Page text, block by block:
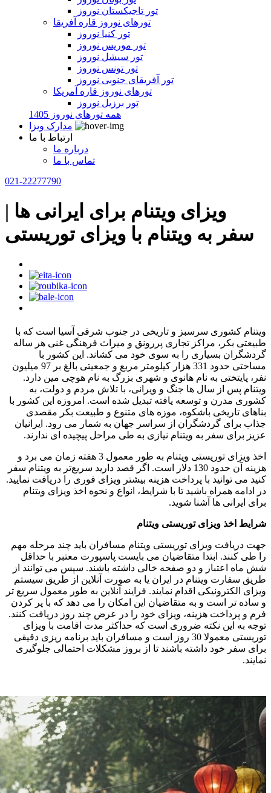
تور تاجیکستان نوروز
تورهای نوروز قاره آفریقا
تور کنیا نوروز
تور موریس نوروز
تور سیشل نوروز
تور تونس نوروز
تور آفریقای جنوبی نوروز
تورهای نوروز قاره آمریکا
تور برزیل نوروز
همه تورهای نوروز 1405
مدارک ویزا
ارتباط با ما
درباره ما
تماس با ما
021-22277790
ویزای ویتنام برای ایرانی ها |
سفر به ویتنام با ویزای توریستی
ویتنام کشوری سرسبز و تاریخی در جنوب شرقی آسیا است که با
طبیعتی بکر، مراکز تجاری پررونق و میراث فرهنگی غنی هر ساله
گردشگران بسیاری را به سوی خود می ‌کشاند. این کشور با
مساحتی حدود 331 هزار کیلومتر مربع و جمعیتی بالغ بر 97 میلیون
نفر، پایتختی به نام هانوی و شهری بزرگ به نام هوچی ‌مین دارد.
ویتنام پس از سال ‌ها جنگ و ویرانی، با تلاش مردم و دولت، به
کشوری مدرن و توسعه ‌یافته تبدیل شده است. امروزه این کشور با
بناهای تاریخی باشکوه، موزه‌ های متنوع و طبیعت بکر مقصدی
جذاب برای گردشگران از سراسر جهان به شمار می ‌رود. ایرانیان
عزیز برای سفر به ویتنام نیازی به طی مراحل پیچیده ‌ای ندارند.
اخذ ویزای توریستی ویتنام به طور معمول 3 هفته زمان می ‌برد و
هزینه آن حدود 130 دلار است. اگر قصد دارید سریع‌تر به ویتنام سفر
کنید می ‌توانید با پرداخت هزینه بیشتر ویزای فوری را دریافت نمایید.
در ادامه همراه باشید تا با شرایط، انواع و نحوه اخذ ویزای ویتنام
برای ایرانی ها آشنا شوید.
شرایط اخذ ویزای توریستی ویتنام
جهت دریافت ویزای توریستی ویتنام مسافران باید چند مرحله مهم
را طی کنند. ابتدا متقاضیان می بایست پاسپورت معتبر با حداقل
شش ماه اعتبار و دو صفحه خالی داشته باشند. سپس می ‌توانند از
طریق سفارت ویتنام در ایران یا به صورت آنلاین از طریق سیستم
ویزای الکترونیکی اقدام نمایند. فرایند آنلاین به طور معمول سریع ‌تر
و ساده ‌تر است و به متقاضیان این امکان را می ‌دهد که با پر کردن
فرم و پرداخت هزینه، ویزای خود را در عرض چند روز دریافت کنند.
توجه به این نکته ضروری است که حداکثر مدت اقامت با ویزای
توریستی معمولا 30 روز است و مسافران باید برنامه‌ ریزی دقیقی
برای سفر خود داشته باشند تا از بروز مشکلات احتمالی جلوگیری
نمایند.